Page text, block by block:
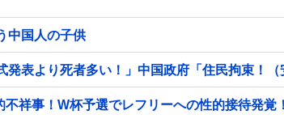
中国人の子供
表より死者多い！」中国政府「住民拘束！
祥事！W杯予選でレフリーへの性的接待発覚